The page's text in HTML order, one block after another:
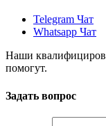
Telegram Чат
Whatsapp Чат
Наши
помогут.
Задать вопрос